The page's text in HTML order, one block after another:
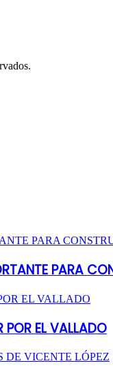
PARA
POR EL VALLADO